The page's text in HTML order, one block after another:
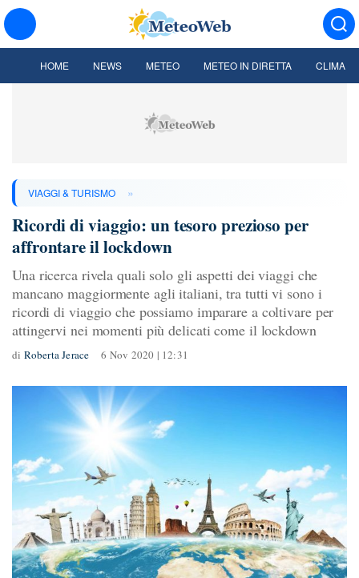
HOME NEWS METEO METEO IN DIRETTA CLIMA
VIAGGI & TURISMO »
Ricordi di viaggio: un tesoro prezioso per
affrontare il lockdown
Una ricerca rivela quali solo gli aspetti dei viaggi che
mancano maggiormente agli italiani, tra tutti vi sono i
ricordi di viaggio che possiamo imparare a coltivare per
attingervi nei momenti più delicati come il lockdown
di Roberta Jerace 6 Nov 2020 | 12:31